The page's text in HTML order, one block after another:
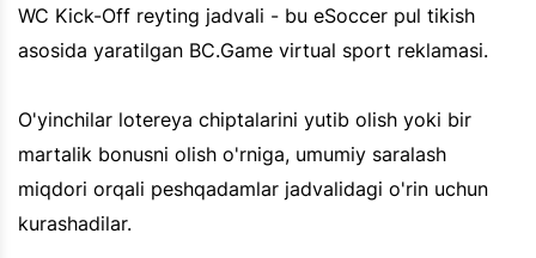
WC Kick-Off reyting jadvali - bu eSoccer pul tikish
asosida yaratilgan BC.Game virtual sport reklamasi.
O'yinchilar lotereya chiptalarini yutib olish yoki bir
martalik bonusni olish o'rniga, umumiy saralash
miqdori orqali peshqadamlar jadvalidagi o'rin uchun
kurashadilar.